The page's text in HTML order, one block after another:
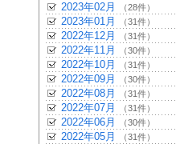
2023年02月 （28件）
2023年01月 （31件）
2022年12月 （31件）
2022年11月 （30件）
2022年10月 （31件）
2022年09月 （30件）
2022年08月 （31件）
2022年07月 （31件）
2022年06月 （30件）
2022年05月 （31件）